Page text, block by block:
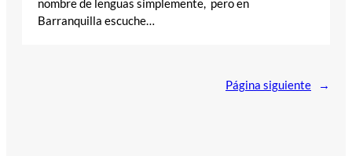
nombre de lenguas simplemente, pero en
Barranquilla escuche…
Página siguiente →